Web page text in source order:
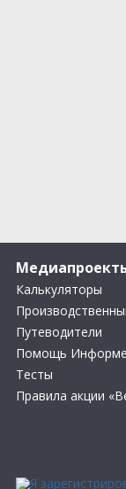
Калькуляторы
Путеводители
Помощь
Тесты
Правила акции